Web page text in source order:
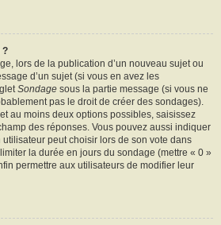
?
lors de la publication d’un nouveau sujet ou
d’un sujet (si vous en avez les
Sondage sous la partie message (si vous ne
pas le droit de créer des sondages).
au moins deux options possibles, saisissez
des réponses. Vous pouvez aussi indiquer
peut choisir lors de son vote dans
la durée en jours du sondage (mettre « 0 »
permettre aux utilisateurs de modifier leur